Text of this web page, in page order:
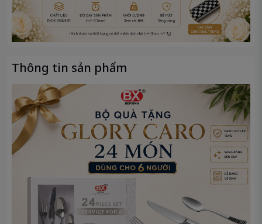
Thông tin sản phẩm